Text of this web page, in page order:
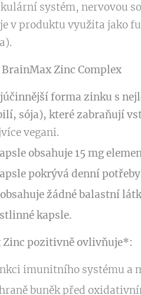
systém, nervovou
v produktu využita jako
Zinc Complex
forma zinku s
sója), které zabraňují
vegani.
obsahuje 15 mg
pokrývá denní
žádné balastní
kapsle.
Zinc pozitivně ovlivňuje*:
imunitního systému a
buněk před